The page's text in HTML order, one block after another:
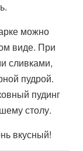
можно
виде. При
сливками,
пудрой.
пудинг
столу.
вкусный!